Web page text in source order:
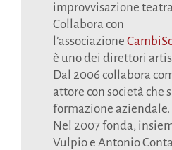
improvvisazione
Collabora con
l’associazione
è uno dei direttori
Dal 2006 collabora
attore con società che
formazione aziendale.
Nel 2007 fonda,
Vulpio e Antonio